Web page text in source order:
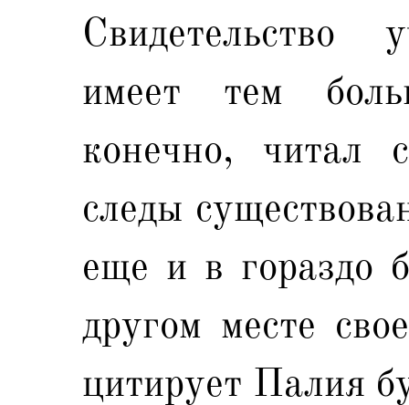
Свидетельство
имеет тем
конечно, читал
следы
еще и в гораздо
другом месте
цитирует Палия